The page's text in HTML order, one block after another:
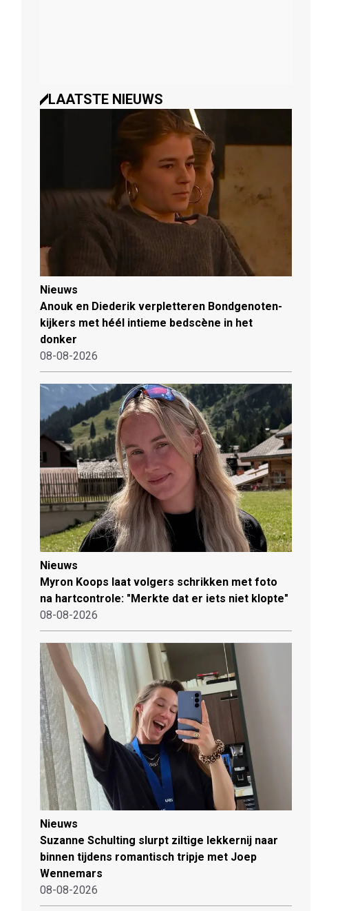
LAATSTE NIEUWS
Nieuws
Anouk en Diederik verpletteren Bondgenoten-
kijkers met héél intieme bedscène in het
donker
08-08-2026
Nieuws
Myron Koops laat volgers schrikken met foto
na hartcontrole: "Merkte dat er iets niet klopte"
08-08-2026
Nieuws
Suzanne Schulting slurpt ziltige lekkernij naar
binnen tijdens romantisch tripje met Joep
Wennemars
08-08-2026